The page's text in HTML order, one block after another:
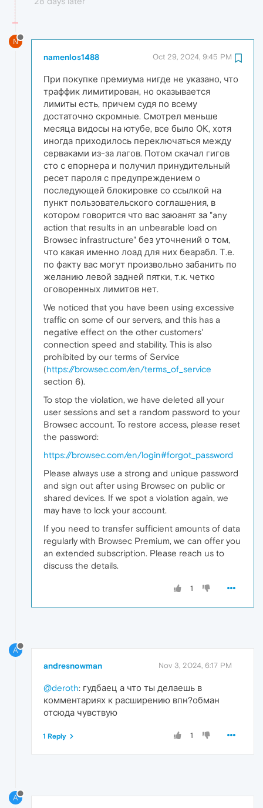
N
namenlos1488 Oct 29, 2024, 9:45 PM
При покупке премиума нигде не указано, что
траффик лимитирован, но оказывается
лимиты есть, причем судя по всему
достаточно скромные. Смотрел меньше
месяца видосы на ютубе, все было ОК, хотя
иногда приходилось переключаться между
серваками из-за лагов. Потом скачал гигов
сто с епорнера и получил принудительный
ресет пароля с предупреждением о
последующей блокировке со ссылкой на
пункт пользовательского соглашения, в
котором говорится что вас заюанят за "any
action that results in an unbearable load on
Browsec infrastructure" без уточнений о том,
что какая именно лоад для них беарабл. Т.е.
по факту вас могут произвольно забанить по
желанию левой задней пятки, т.к. четко
оговоренных лимитов нет.
We noticed that you have been using excessive
traffic on some of our servers, and this has a
negative effect on the other customers'
connection speed and stability. This is also
prohibited by our terms of Service
(https://browsec.com/en/terms_of_service
section 6).
To stop the violation, we have deleted all your
user sessions and set a random password to your
Browsec account. To restore access, please reset
the password:
https://browsec.com/en/login#forgot_password
Please always use a strong and unique password
and sign out after using Browsec on public or
shared devices. If we spot a violation again, we
may have to lock your account.
If you need to transfer sufficient amounts of data
regularly with Browsec Premium, we can offer you
an extended subscription. Please reach us to
discuss the details.
1
A
andresnowman Nov 3, 2024, 6:17 PM
@deroth: гудбаец а что ты делаешь в
комментариях к расширению впн?обман
отсюда чувствую
1
1 Reply
A